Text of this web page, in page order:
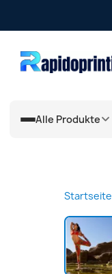
Alle Produkte
Startseite